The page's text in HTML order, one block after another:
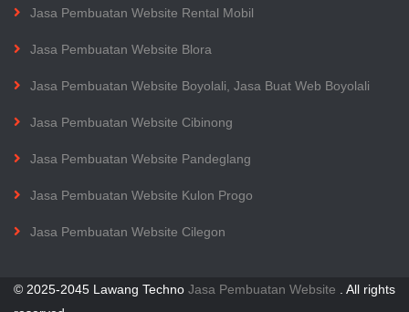
Jasa Pembuatan Website Rental Mobil
Jasa Pembuatan Website Blora
Jasa Pembuatan Website Boyolali, Jasa Buat Web Boyolali
Jasa Pembuatan Website Cibinong
Jasa Pembuatan Website Pandeglang
Jasa Pembuatan Website Kulon Progo
Jasa Pembuatan Website Cilegon
© 2025-2045 Lawang Techno Jasa Pembuatan Website
. All rights